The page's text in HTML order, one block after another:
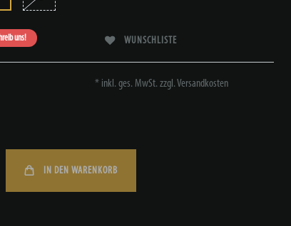
uns! WUNSCHLISTE
* inkl. ges. MwSt. zzgl.Versandkosten
IN DEN WARENKORB